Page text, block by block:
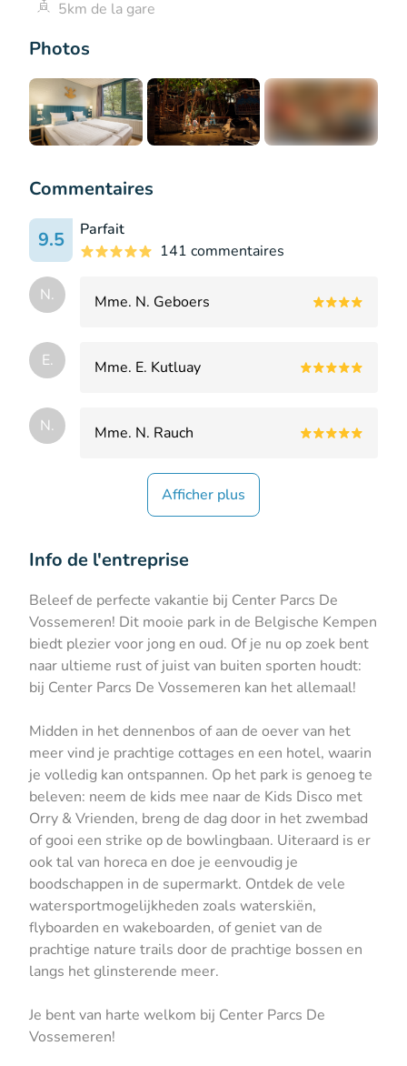
Photos
Commentaires
9.5
Parfait
141 commentaires
N. Mme. N. Geboers
E. Mme. E. Kutluay
N. Mme. N. Rauch
Afficher plus
5km de la gare
Info de l'entreprise
Beleef de perfecte vakantie bij Center Parcs De
Vossemeren! Dit mooie park in de Belgische Kempen
biedt plezier voor jong en oud. Of je nu op zoek bent
naar ultieme rust of juist van buiten sporten houdt:
bij Center Parcs De Vossemeren kan het allemaal!
Midden in het dennenbos of aan de oever van het
meer vind je prachtige cottages en een hotel, waarin
je volledig kan ontspannen. Op het park is genoeg te
beleven: neem de kids mee naar de Kids Disco met
Orry & Vrienden, breng de dag door in het zwembad
of gooi een strike op de bowlingbaan. Uiteraard is er
ook tal van horeca en doe je eenvoudig je
boodschappen in de supermarkt. Ontdek de vele
watersportmogelijkheden zoals waterskiën,
flyboarden en wakeboarden, of geniet van de
prachtige nature trails door de prachtige bossen en
langs het glinsterende meer.
Je bent van harte welkom bij Center Parcs De
Vossemeren!